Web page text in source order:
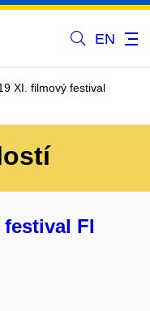
EN
XI. filmový festival
festival FI